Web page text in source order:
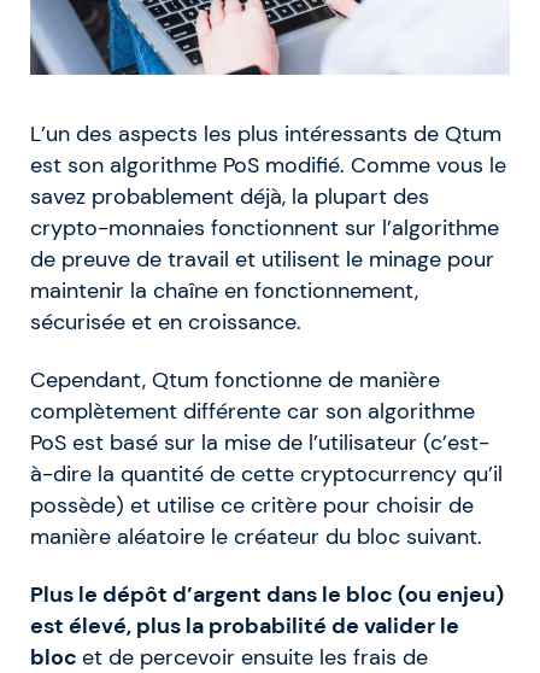
L’un des aspects les plus intéressants de Qtum
est son algorithme PoS modifié. Comme vous le
savez probablement déjà, la plupart des
crypto-monnaies fonctionnent sur l’algorithme
de preuve de travail et utilisent le minage pour
maintenir la chaîne en fonctionnement,
sécurisée et en croissance.
Cependant, Qtum fonctionne de manière
complètement différente car son algorithme
PoS est basé sur la mise de l’utilisateur (c’est-
à-dire la quantité de cette cryptocurrency qu’il
possède) et utilise ce critère pour choisir de
manière aléatoire le créateur du bloc suivant.
Plus le dépôt d’argent dans le bloc (ou enjeu)
est élevé, plus la probabilité de valider le
bloc et de percevoir ensuite les frais de